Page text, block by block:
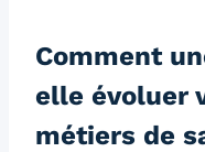
Comment
elle évoluer
métiers de